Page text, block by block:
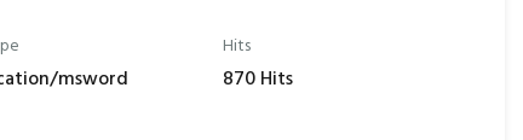
msword
Hits
870 Hits